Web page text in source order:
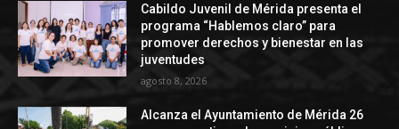
Cabildo Juvenil de Mérida presenta el
programa “Hablemos claro” para
promover derechos y bienestar en las
juventudes
agosto 8, 2026
Alcanza el Ayuntamiento de Mérida 26